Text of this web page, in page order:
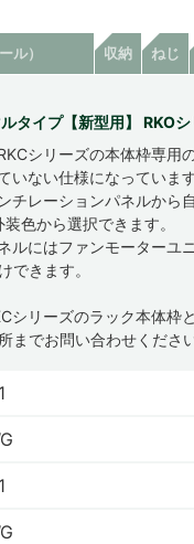
ル） 収納 ねじ
タイプ【新型用】 RKO
シリーズの本体枠専用
いない仕様になっていま
レーションパネルから
色から選択できます。
ルにはファンモーターユ
できます。
シリーズのラック本体枠
までお問い合わせください